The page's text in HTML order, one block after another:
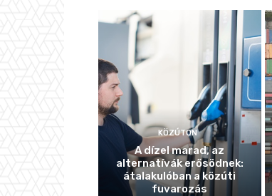
KÖZÚTON
A dízel marad, az
alternatívák erősödnek:
átalakulóban a közúti
fuvarozás